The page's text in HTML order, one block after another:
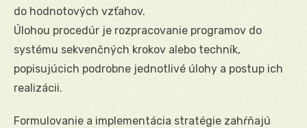
do hodnotových vzťahov.
Úlohou procedúr je rozpracovanie programov do
systému sekvenčných krokov alebo techník,
popisujúcich podrobne jednotlivé úlohy a postup ich
realizácii.
Formulovanie a implementácia stratégie zahŕňajú